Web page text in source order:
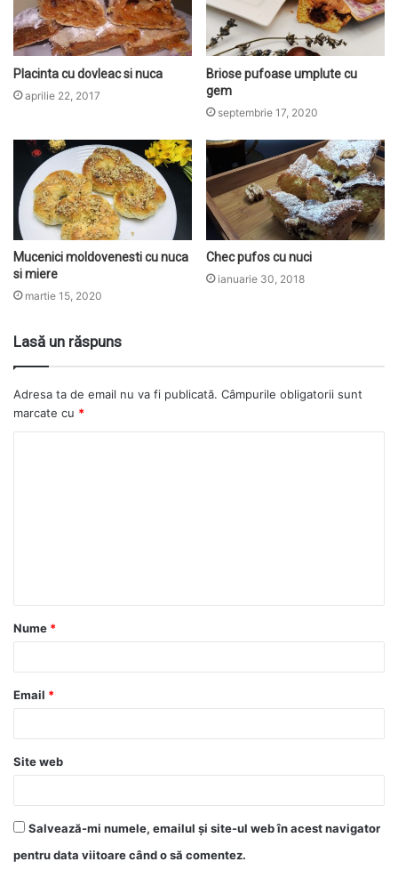
Placinta cu dovleac si nuca
aprilie 22, 2017
Briose pufoase umplute cu
gem
septembrie 17, 2020
Mucenici moldovenesti cu nuca
si miere
martie 15, 2020
Chec pufos cu nuci
ianuarie 30, 2018
Lasă un răspuns
Adresa ta de email nu va fi publicată. Câmpurile obligatorii sunt
marcate cu *
Nume *
Email *
Site web
Salvează-mi numele, emailul și site-ul web în acest navigator
pentru data viitoare când o să comentez.